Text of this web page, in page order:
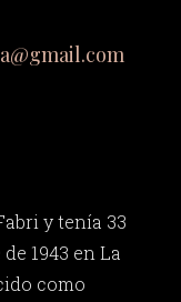
y tenía 33
1943 en La
como